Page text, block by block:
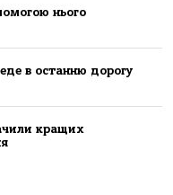
нього
в останню дорогу
кращих